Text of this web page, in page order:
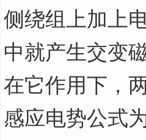
侧绕组上加上
中就产生交变
在它作用下，
感应电势公式为